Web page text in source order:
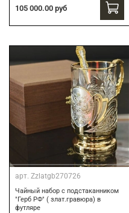
105 000.00 руб
арт. Zzlatgb270726
Чайный набор с подстаканником
"Герб РФ" ( злат.гравюра) в
футляре